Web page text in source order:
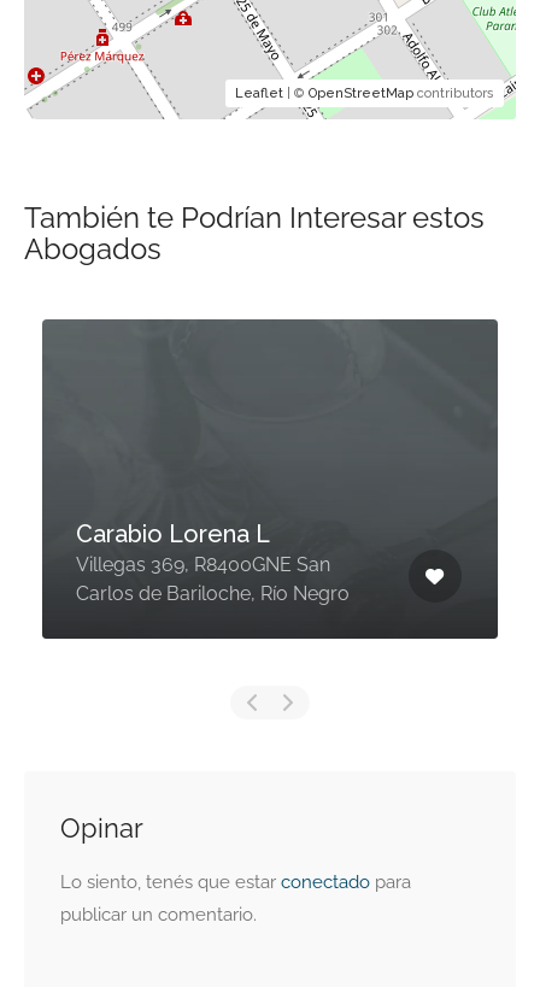
Leaflet | © OpenStreetMap contributors
También te Podrían Interesar estos
Abogados
Carabio Lorena L
Villegas 369, R8400GNE San
Carlos de Bariloche, Río Negro
Opinar
Lo siento, tenés que estar conectado para
publicar un comentario.